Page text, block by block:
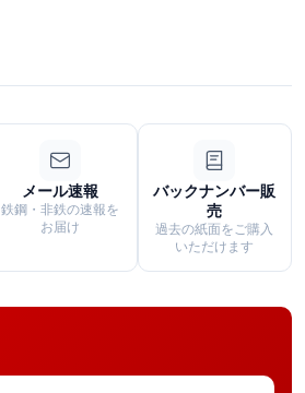
メール速報
鉄鋼・非鉄の速報を
お届け
バックナンバー販
売
過去の紙面をご購入
いただけます